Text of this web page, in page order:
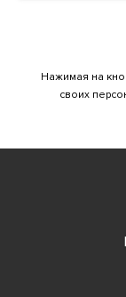
Нажимая на
своих